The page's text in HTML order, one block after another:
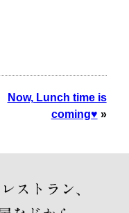
Now, Lunch time is
coming♥ »